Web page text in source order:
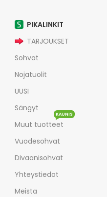
PIKALINKIT
TARJOUKSET
Sohvat
Nojatuolit
UUSI
Sängyt
Muut tuotteet
KAUNIS
Vuodesohvat
Divaanisohvat
Yhteystiedot
Meista